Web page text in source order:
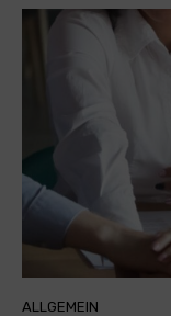
ALLGEMEIN